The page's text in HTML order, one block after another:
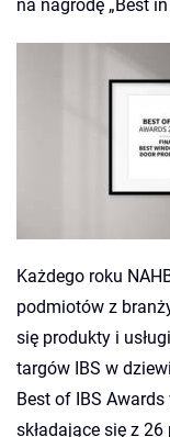
na nagrodę „Best
Każdego roku
podmiotów z
się produkty i
targów IBS w
Best of IBS
składające się z